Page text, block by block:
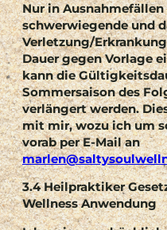
Nur in
schwerwiegende und
Verletzung/
Dauer gegen Vorlage
kann die
Sommersaison des
verlängert werden.
mit mir, wozu ich um
vorab per E-Mail an
3.4 Heilpraktiker
Wellness Anwendung